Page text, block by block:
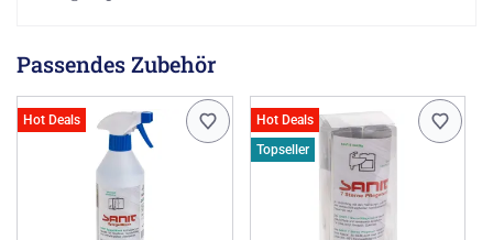
Passendes Zubehör
Hot Deals
Hot Deals
Topseller